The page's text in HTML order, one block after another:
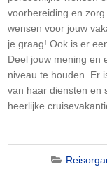
voorbereiding en
wensen voor jouw
je graag! Ook is er
Deel jouw mening en
niveau te houden. Er
van haar diensten en
heerlijke